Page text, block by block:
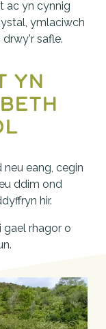
ac yn cynnig
ymlaciwch
drwy'r safle.
yn
eang, cegin
ddim ond
hir.
rhagor o